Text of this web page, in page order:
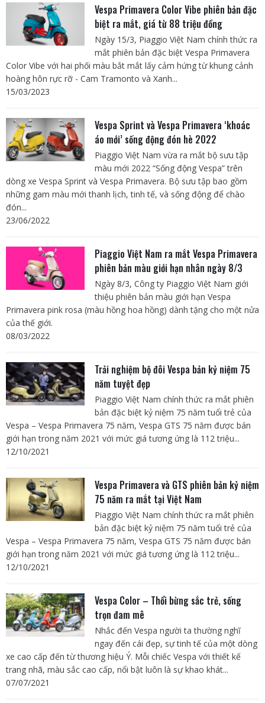
Vespa Primavera Color Vibe phiên bản đặc
biệt ra mắt, giá từ 88 triệu đồng
Ngày 15/3, Piaggio Việt Nam chính thức ra
mắt phiên bản đặc biệt Vespa Primavera
Color Vibe với hai phối màu bắt mắt lấy cảm hứng từ khung cảnh
hoàng hôn rực rỡ - Cam Tramonto và Xanh...
15/03/2023
Vespa Sprint và Vespa Primavera ‘khoác
áo mới’ sống động đón hè 2022
Piaggio Việt Nam vừa ra mắt bộ sưu tập
màu mới 2022 “Sống động Vespa” trên
dòng xe Vespa Sprint và Vespa Primavera. Bộ sưu tập bao gồm
những gam màu mới thanh lịch, tinh tế, và sống động để chào
đón...
23/06/2022
Piaggio Việt Nam ra mắt Vespa Primavera
phiên bản màu giới hạn nhân ngày 8/3
Ngày 8/3, Công ty Piaggio Việt Nam giới
thiệu phiên bản màu giới hạn Vespa
Primavera pink rosa (màu hồng hoa hồng) dành tặng cho một nửa
của thế giới.
08/03/2022
Trải nghiệm bộ đôi Vespa bản kỷ niệm 75
năm tuyệt đẹp
Piaggio Việt Nam chính thức ra mắt phiên
bản đặc biệt kỷ niệm 75 năm tuổi trẻ của
Vespa – Vespa Primavera 75 năm, Vespa GTS 75 năm được bán
giới hạn trong năm 2021 với mức giá tương ứng là 112 triệu...
12/10/2021
Vespa Primavera và GTS phiên bản kỷ niệm
75 năm ra mắt tại Việt Nam
Piaggio Việt Nam chính thức ra mắt phiên
bản đặc biệt kỷ niệm 75 năm tuổi trẻ của
Vespa – Vespa Primavera 75 năm, Vespa GTS 75 năm được bán
giới hạn trong năm 2021 với mức giá tương ứng là 112 triệu...
12/10/2021
Vespa Color – Thổi bừng sắc trẻ, sống
trọn đam mê
Nhắc đến Vespa người ta thường nghĩ
ngay đến cái đẹp, sự tinh tế của một dòng
xe cao cấp đến từ thương hiệu Ý. Mỗi chiếc Vespa với thiết kế
trang nhã, màu sắc cao cấp, nổi bật luôn là sự khao khát...
07/07/2021